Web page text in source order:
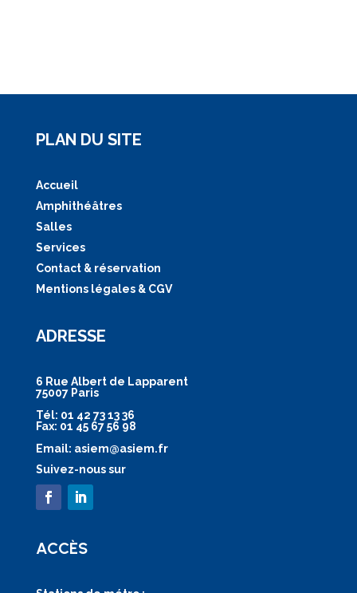
PLAN DU SITE
Accueil
Amphithéâtres
Salles
Services
Contact & réservation
Mentions légales & CGV
ADRESSE
6 Rue Albert de Lapparent
75007 Paris
Tél: 01 42 73 13 36
Fax: 01 45 67 56 98
Email: asiem@asiem.fr
Suivez-nous sur
ACCÈS